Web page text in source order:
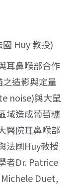
Huy 教授)
耳鼻喉部合作
造影與定量
noise)與大鼠
域造成葡萄糖
醫院耳鼻喉部
法國Huy教授
者Dr. Patrice
Michele Duet,